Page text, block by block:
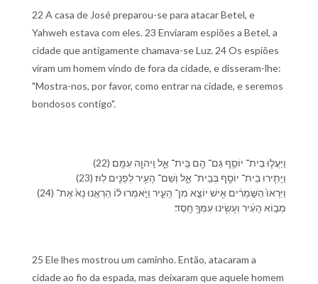
22 A casa de José preparou-se para atacar Betel, e
Yahweh estava com eles. 23 Enviaram espiões a Betel, a
cidade que antigamente chamava-se Luz. 24 Os espiões
viram um homem vindo de fora da cidade, e disseram-lhe:
"Mostra-nos, por favor, como entrar na cidade, e seremos
bondosos contigo".
(22) וַ⁠יַּעֲל֧וּ בֵית־ יוֹסֵ֛ף גַּם־ הֵ֖ם בֵּֽית־ אֵ֑ל וַֽ⁠יהוָ֖ה עִמָּֽ⁠ם׃
(23) וַ⁠יָּתִ֥ירוּ בֵית־ יוֹסֵ֖ף בְּ⁠בֵֽית־ אֵ֑ל וְ⁠שֵׁם־ הָ⁠עִ֥יר לְ⁠פָנִ֖ים לֽוּז׃
(24) וַ⁠יִּרְאוּ֙ הַ⁠שֹּׁ֣מְרִ֔ים אִ֖ישׁ יוֹצֵ֣א מִן־ הָ⁠עִ֑יר וַ⁠יֹּ֣אמְרוּ ל֗⁠וֹ הַרְאֵ֤⁠נוּ נָא֙ אֶת־
מְב֣וֹא הָ⁠עִ֔יר וְ⁠עָשִׂ֥ינוּ עִמְּ⁠ךָ֖ חָֽסֶד׃
25 Ele lhes mostrou um caminho. Então, atacaram a
cidade ao fio da espada, mas deixaram que aquele homem